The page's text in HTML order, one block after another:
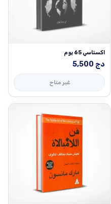
اكستاسي 65 يوم
5,500 دج
غير متاح